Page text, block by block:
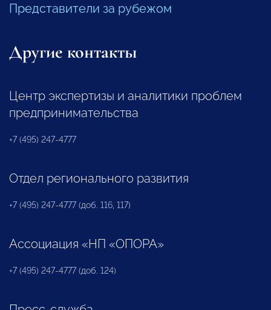
Представители за рубежом
Другие контакты
Центр экспертизы и аналитики проблем
предпринимательства
+7 (495) 247-4777
Отдел регионального развития
+7 (495) 247-4777 (доб. 116, 117)
Ассоциация «НП «ОПОРА»
+7 (495) 247-4777 (доб. 124)